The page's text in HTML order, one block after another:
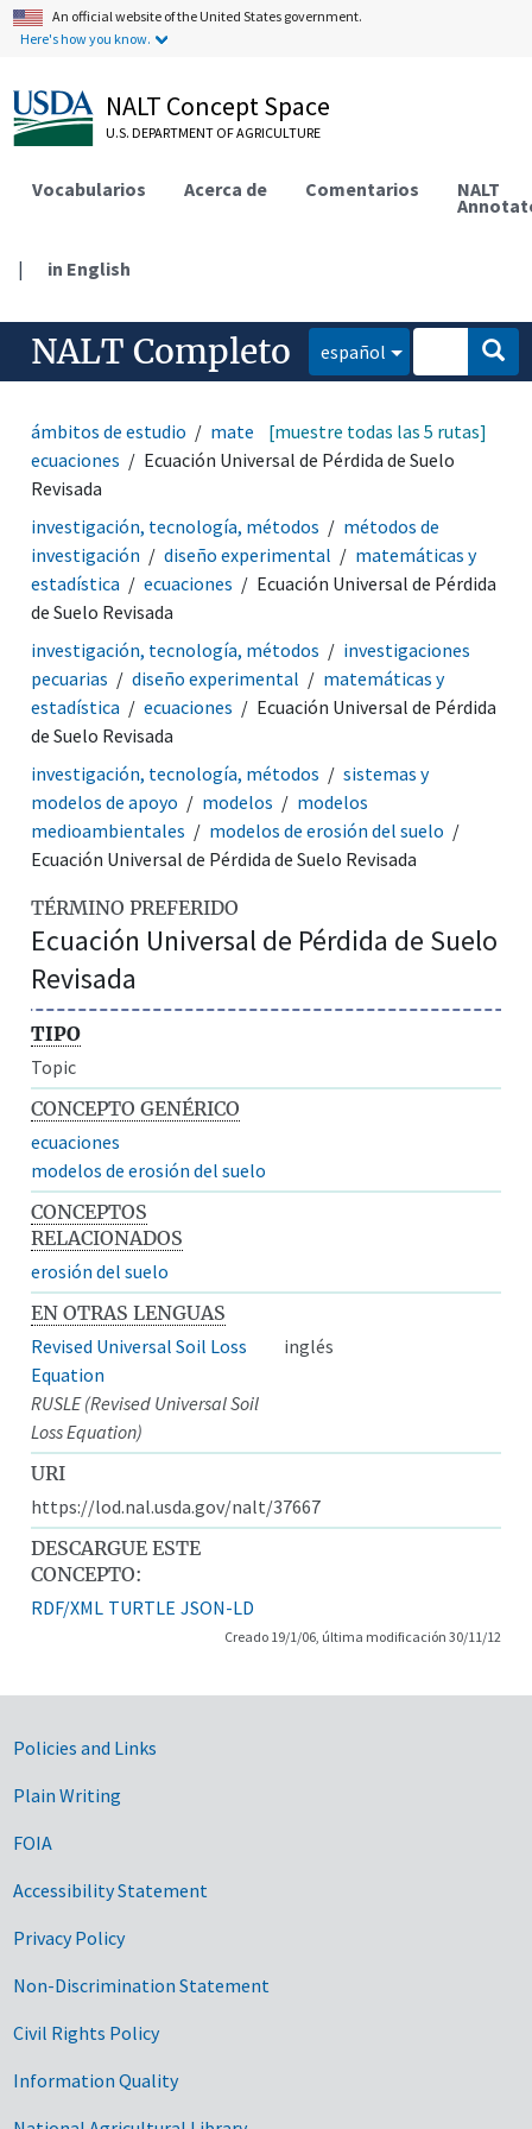
An official website of the United States government.
Here's how you know.
NALT Concept Space
U.S. DEPARTMENT OF AGRICULTURE
Vocabularios Acerca de Comentarios NALT
| in English
NALT Completo español
ámbitos de estudio
matemáticas y estadística
ecuaciones
Ecuación Universal de Pérdida de Suelo
Revisada
[muestre todas las 5 rutas]
investigación, tecnología, métodos
métodos de
investigación
diseño experimental
matemáticas y
estadística
ecuaciones
Ecuación Universal de Pérdida
de Suelo Revisada
investigación, tecnología, métodos
investigaciones
pecuarias
diseño experimental
matemáticas y
estadística
ecuaciones
Ecuación Universal de Pérdida
de Suelo Revisada
investigación, tecnología, métodos
sistemas y
modelos de apoyo
modelos
modelos
medioambientales
modelos de erosión del suelo
Ecuación Universal de Pérdida de Suelo Revisada
TÉRMINO PREFERIDO
Ecuación Universal de Pérdida de Suelo
Revisada
TIPO
Topic
CONCEPTO GENÉRICO
ecuaciones
modelos de erosión del suelo
CONCEPTOS
RELACIONADOS
erosión del suelo
EN OTRAS LENGUAS
Revised Universal Soil Loss
Equation
inglés
RUSLE (Revised Universal Soil
Loss Equation)
URI
https://lod.nal.usda.gov/nalt/37667
DESCARGUE ESTE
CONCEPTO:
RDF/XML TURTLE JSON-LD
Creado 19/1/06, última modificación 30/11/12
Government Links
Policies and Links
Plain Writing
FOIA
Accessibility Statement
Privacy Policy
Non-Discrimination Statement
Civil Rights Policy
Information Quality